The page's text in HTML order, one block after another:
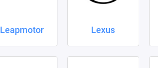
Leapmotor Lexus